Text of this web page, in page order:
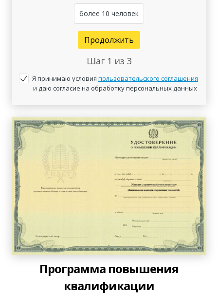
более 10 человек
Продолжить
Шаг 1 из 3
Я принимаю условия пользовательского соглашения
и даю согласие на обработку персональных данных
Программа повышения
квалификации